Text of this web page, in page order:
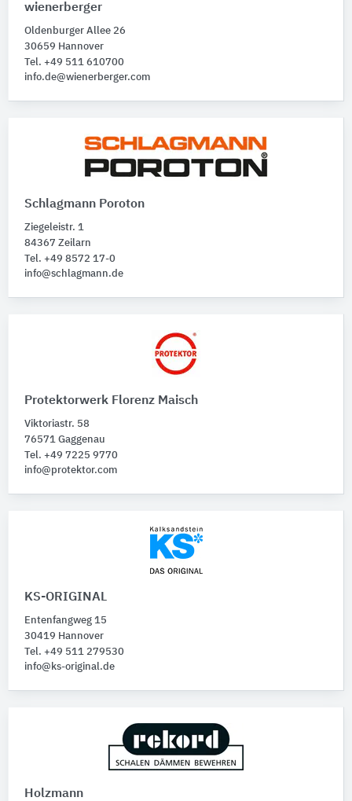
wienerberger
Oldenburger Allee 26
30659 Hannover
Tel. +49 511 610700
info.de@wienerberger.com
Schlagmann Poroton
Ziegeleistr. 1
84367 Zeilarn
Tel. +49 8572 17-0
info@schlagmann.de
Protektorwerk Florenz Maisch
Viktoriastr. 58
76571 Gaggenau
Tel. +49 7225 9770
info@protektor.com
KS-ORIGINAL
Entenfangweg 15
30419 Hannover
Tel. +49 511 279530
info@ks-original.de
Holzmann